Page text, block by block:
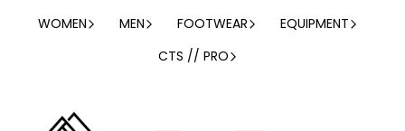
Hopp til innhold
WOMEN MEN FOOTWEAR
EQUIPMENT
CTS // PRO